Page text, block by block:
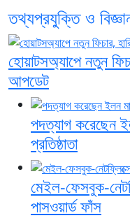
তথ্যপ্রযুক্তি ও
হোয়াটসঅ্যাপে নতুন
আপডেট
পদত্যাগ করেছেন
প্রতিষ্ঠাতা
মেইল-ফেসবুক-
পাসওয়ার্ড ফাঁস